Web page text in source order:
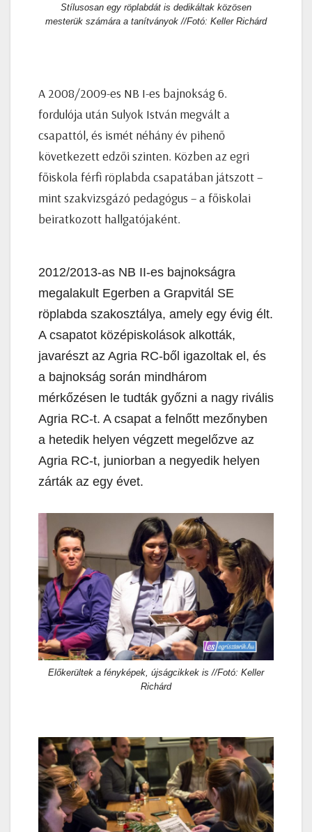
Stílusosan egy röplabdát is dedikáltak közösen
mesterük számára a tanítványok //Fotó: Keller Richárd
A 2008/2009-es NB I-es bajnokság 6.
fordulója után Sulyok István megvált a
csapattól, és ismét néhány év pihenő
következett edzői szinten. Közben az egri
főiskola férfi röplabda csapatában játszott –
mint szakvizsgázó pedagógus – a főiskolai
beiratkozott hallgatójaként.
2012/2013-as NB II-es bajnokságra
megalakult Egerben a Grapvitál SE
röplabda szakosztálya, amely egy évig élt.
A csapatot középiskolások alkották,
javarészt az Agria RC-ből igazoltak el, és
a bajnokság során mindhárom
mérkőzésen le tudták győzni a nagy rivális
Agria RC-t. A csapat a felnőtt mezőnyben
a hetedik helyen végzett megelőzve az
Agria RC-t, juniorban a negyedik helyen
zárták az egy évet.
Előkerültek a fényképek, újságcikkek is //Fotó: Keller
Richárd